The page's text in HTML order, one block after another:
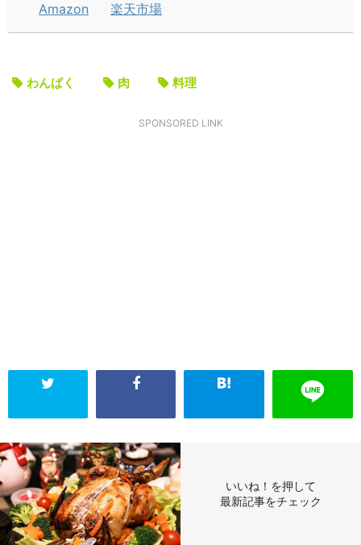
Amazon 楽天市場
わんぱく 肉 料理
SPONSORED LINK
いいね！を押して
最新記事をチェック